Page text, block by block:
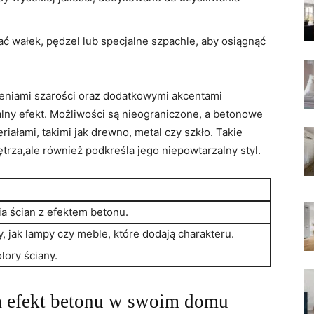
wałek, pędzel lub specjalne szpachle, aby osiągnąć
szarości oraz dodatkowymi akcentami
efekt. Możliwości są nieograniczone, a betonowe
takimi jak drewno, metal czy szkło. Takie
również podkreśla jego niepowtarzalny styl.
ścian z efektem betonu.
jak lampy czy meble, które dodają charakteru.
ściany.
betonu w swoim domu